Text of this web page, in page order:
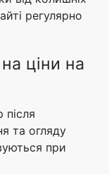
регулярно
ціни на
та огляду
при